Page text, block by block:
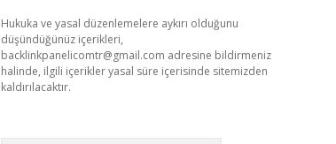
Hukuka ve yasal düzenlemelere aykırı olduğunu
düşündüğünüz içerikleri,
backlinkpanelicomtr@gmail.com adresine bildirmeniz
halinde, ilgili içerikler yasal süre içerisinde sitemizden
kaldırılacaktır.